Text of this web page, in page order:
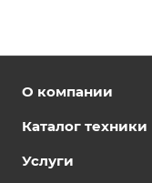
О компании
Каталог техники
Услуги